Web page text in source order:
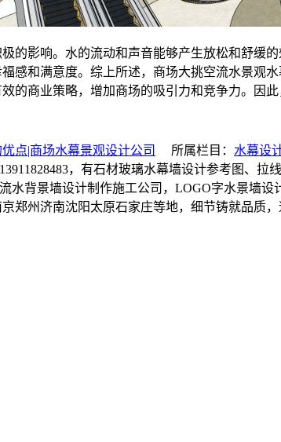
的影响。水的流动和声音能够产生放松和舒缓
感和满意度。综上所述，商场大挑空流水景观
的商业策略，增加商场的吸引力和竞争力。因
点|商场水幕景观设计公司 所属栏目： 水幕设
，有石材玻璃水幕墙设计参考图、拉
水背景墙设计制作施工公司，LOGO字水景墙
郑州济南沈阳太原石家庄等地，细节铸就品质